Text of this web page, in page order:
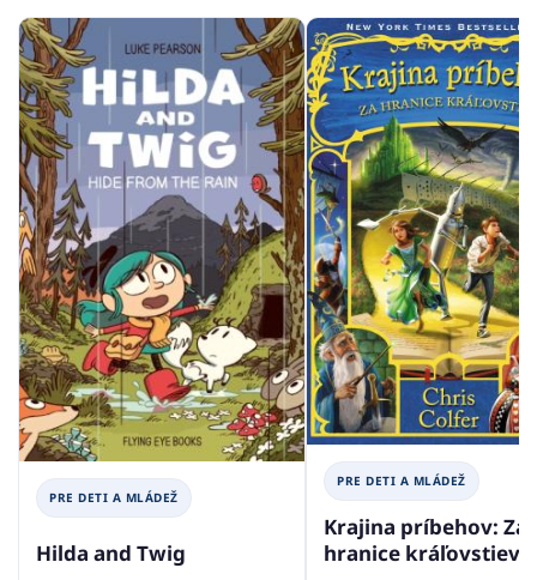
PRE DETI A MLÁDEŽ
Hilda and Twig
PRE DETI A MLÁDEŽ
Krajina príbehov: Za
hranice kráľovstiev